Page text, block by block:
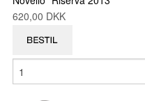
620,00 DKK